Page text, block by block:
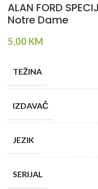
ALAN FORD
Notre Dame
5,00 KM
TEŽINA
IZDAVAČ
JEZIK
SERIJAL